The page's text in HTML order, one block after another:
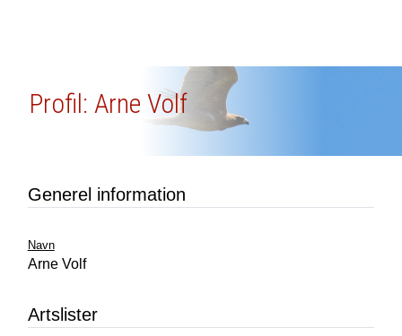
Profil: Arne Volf
Generel information
Navn
Arne Volf
Artslister